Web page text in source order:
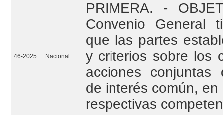
46-2025 Nacional
PRIMERA. -
Convenio General
que las partes
y criterios sobre los
acciones conjuntas
de interés común,
respectivas